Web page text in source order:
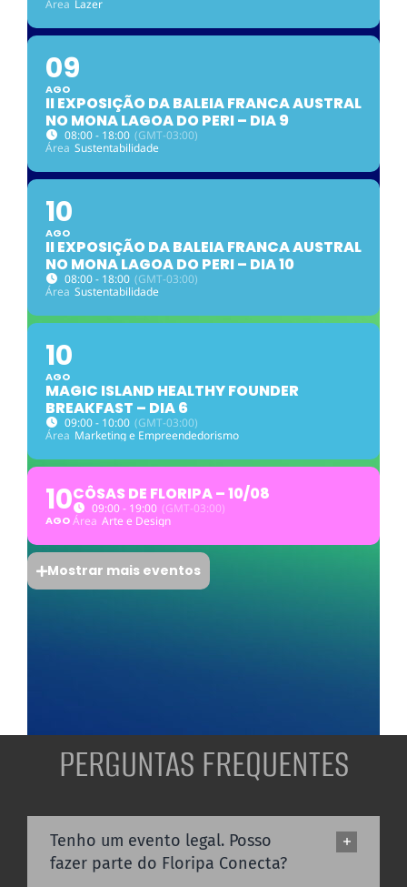
Área Lazer
09
AGO
II EXPOSIÇÃO DA BALEIA FRANCA AUSTRAL
NO MONA LAGOA DO PERI – DIA 9
08:00 - 18:00 (GMT-03:00)
Área Sustentabilidade
10
AGO
II EXPOSIÇÃO DA BALEIA FRANCA AUSTRAL
NO MONA LAGOA DO PERI – DIA 10
08:00 - 18:00 (GMT-03:00)
Área Sustentabilidade
10
AGO
MAGIC ISLAND HEALTHY FOUNDER
BREAKFAST – DIA 6
09:00 - 10:00 (GMT-03:00)
Área Marketing e Empreendedorismo
10
AGO
CÔSAS DE FLORIPA – 10/08
09:00 - 19:00 (GMT-03:00)
Área Arte e Design
Mostrar mais eventos
PERGUNTAS FREQUENTES
Tenho um evento legal. Posso
fazer parte do Floripa Conecta?